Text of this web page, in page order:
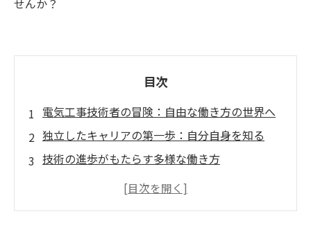
せんか？
目次
電気工事技術者の冒険：自由な働き方の世界へ
独立したキャリアの第一歩：自分自身を知る
技術の進歩がもたらす多様な働き方
成功事例に学ぶ：自由に働く楽しさ